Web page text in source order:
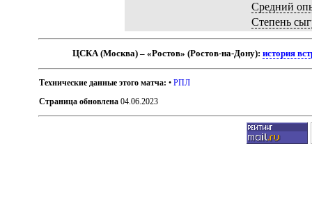
Средний
Степень
ЦСКА (Москва) – «Ростов» (Ростов-на-Дону):история
Технические данные этого матча: •РПЛ
Страница обновлена 04.06.2023